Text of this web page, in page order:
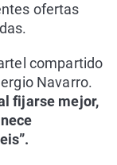
ofertas
compartido
Navarro.
fijarse mejor,